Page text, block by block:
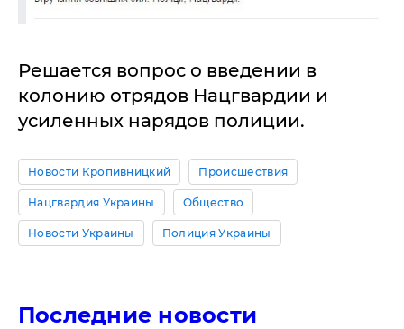
Решается вопрос о введении в
колонию отрядов Нацгвардии и
усиленных нарядов полиции.
Новости Кропивницкий Происшествия
Нацгвардия Украины Общество
Новости Украины Полиция Украины
Последние новости